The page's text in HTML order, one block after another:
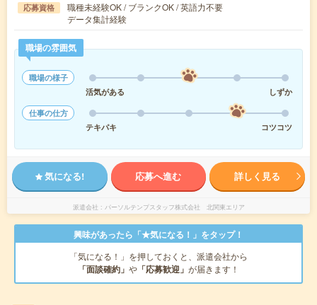
応募資格
職種未経験OK / ブランクOK / 英語力不要
データ集計経験
職場の雰囲気
職場の様子
活気がある
しずか
仕事の仕方
テキパキ
コツコツ
気になる! 応募へ進む 詳しく見る
派遣会社 パーソルテンプスタッフ株式会社 北関東エリア
興味があったら「★気になる！」をタップ！
「気になる！」を押しておくと、派遣会社から
「面談確約」 や 「応募歓迎」 が届きます！